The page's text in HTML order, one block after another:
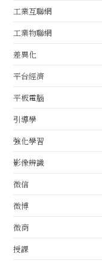
工業互聯網
工業物聯網
差異化
平台經濟
平板電腦
引導學
強化學習
影像辨識
微信
微博
微商
授課